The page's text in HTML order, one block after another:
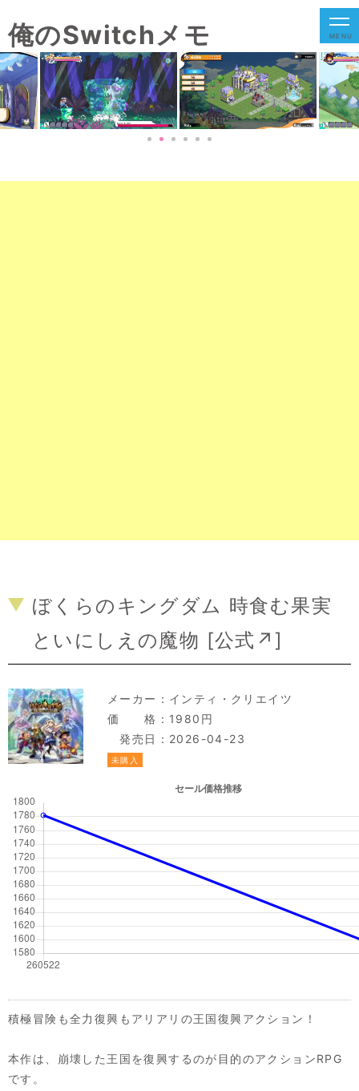
俺のSwitchメモ MENU
ぼくらのキングダム 時食む果実
といにしえの魔物 [公式↗]
メーカー： インティ・クリエイツ
価 格：1980円
発売日：2026-04-23
未購入
積極冒険も全力復興もアリアリの王国復興アクション！
本作は、崩壊した王国を復興するのが目的のアクションRPG
です。